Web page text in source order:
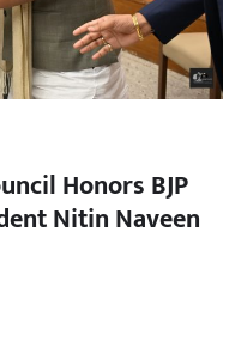
Honors BJP
Nitin Naveen